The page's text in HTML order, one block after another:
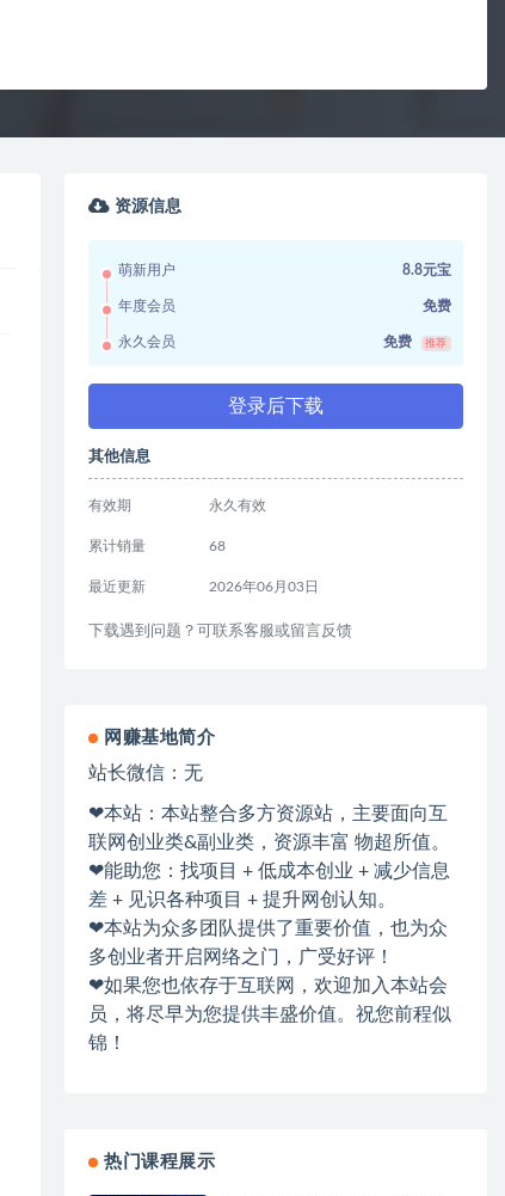
资源信息
萌新用户 8.8元宝
年度会员 免费
永久会员 免费 推荐
登录后下载
其他信息
有效期 永久有效
累计销量 68
最近更新 2026年06月03日
下载遇到问题？可联系客服或留言反馈
网赚基地简介
站长微信：无
❤本站：本站整合多方资源站，主要面向互
联网创业类&副业类，资源丰富 物超所值。
❤能助您：找项目 + 低成本创业 + 减少信息
差 + 见识各种项目 + 提升网创认知。
❤本站为众多团队提供了重要价值，也为众
多创业者开启网络之门，广受好评！
❤如果您也依存于互联网，欢迎加入本站会
员，将尽早为您提供丰盛价值。祝您前程似
锦！
热门课程展示